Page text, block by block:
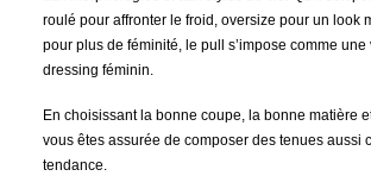
roulé pour affronter le froid, oversize pour un look
pour plus de féminité, le pull s’impose comme une
dressing féminin.
En choisissant la bonne coupe, la bonne matière
vous êtes assurée de composer des tenues aussi
tendance.